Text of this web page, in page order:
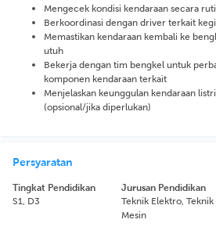
Mengecek kondisi kendaraan secara
Berkoordinasi dengan driver terkait
Memastikan kendaraan kembali ke
utuh
Bekerja dengan tim bengkel untuk
komponen kendaraan terkait
Menjelaskan keunggulan kendaraan
(opsional/jika diperlukan)
Persyaratan
Tingkat Pendidikan
S1, D3
Jurusan Pendidikan
Teknik Elektro, Teknik
Mesin